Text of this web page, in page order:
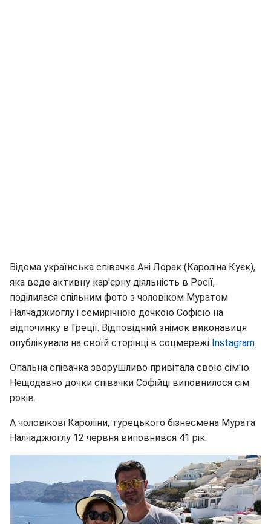
Відома українська співачка Ані Лорак (Кароліна Куєк),
яка веде активну кар'єрну діяльність в Росії,
поділилася спільним фото з чоловіком Муратом
Налчаджиоглу і семирічною дочкою Софією на
відпочинку в Греції. Відповідний знімок виконавиця
опублікувала на своїй сторінці в соцмережі Instagram.
Опальна співачка зворушливо привітала свою сім'ю.
Нещодавно дочки співачки Софійці виповнилося сім
років.
А чоловікові Кароліни, турецького бізнесмена Мурата
Налчаджіоглу 12 червня виповнився 41 рік.